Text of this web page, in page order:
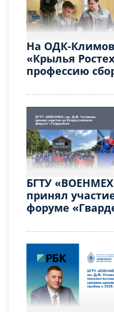
На ОДК-Климов
«Крылья
профессию
БГТУ
принял
форуме